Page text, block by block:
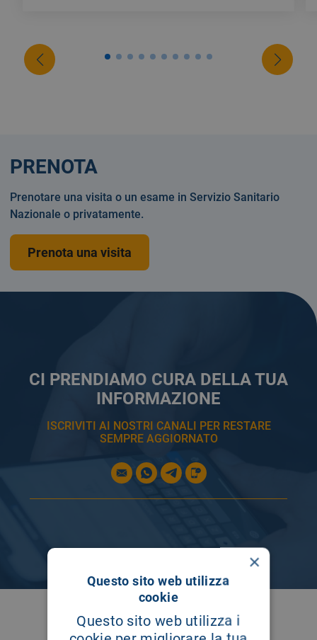
CI PRENDIAMO CURA DELLA TUA
INFORMAZIONE
ISCRIVITI AI NOSTRI CANALI PER RESTARE
SEMPRE AGGIORNATO
PRENOTA
Prenotare una visita o un esame in Servizio Sanitario
Nazionale o privatamente.
Prenota una visita
SEGUICI SU
×
Questo sito web utilizza
cookie
Questo sito web utilizza i